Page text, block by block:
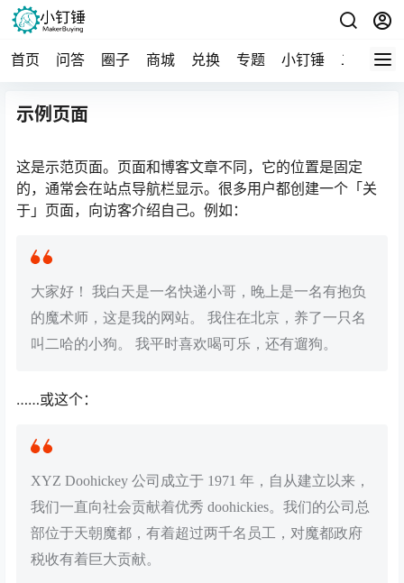
首页 问答 圈子 商城 兑换 专题 小钉锤 二手 导
示例页面
这是示范页面。页面和博客文章不同，它的位置是固定
的，通常会在站点导航栏显示。很多用户都创建一个「关
于」页面，向访客介绍自己。例如：
大家好！ 我白天是一名快递小哥，晚上是一名有抱负
的魔术师，这是我的网站。 我住在北京，养了一只名
叫二哈的小狗。 我平时喜欢喝可乐，还有遛狗。
……或这个：
XYZ Doohickey 公司成立于 1971 年，自从建立以来，
我们一直向社会贡献着优秀 doohickies。我们的公司总
部位于天朝魔都，有着超过两千名员工，对魔都政府
税收有着巨大贡献。